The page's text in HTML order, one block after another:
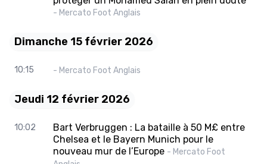
- Mercato Foot Anglais
Dimanche 15 février 2026
10:15 - Mercato Foot Anglais
Jeudi 12 février 2026
10:02
Bart Verbruggen : La bataille à 50 M£ entre
Chelsea et le Bayern Munich pour le
nouveau mur de l’Europe - Mercato Foot